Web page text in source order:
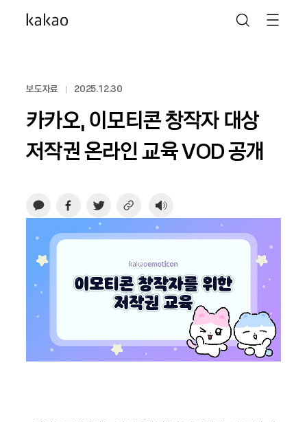
보도자료 2025.12.30
카카오, 이모티콘 창작자 대상
저작권 온라인 교육 VOD 공개